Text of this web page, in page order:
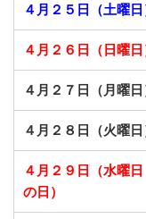
４月２５日（土曜日
４月２６日（日曜日
４月２７日（月曜日
４月２８日（火曜日
４月２９日（水曜
の日）